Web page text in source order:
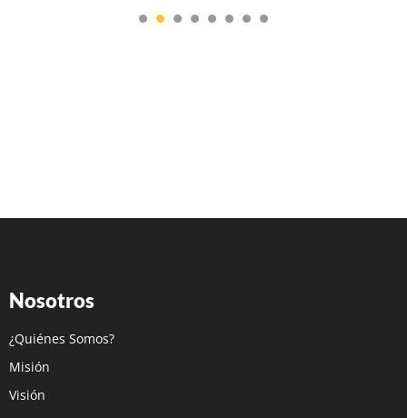
Nosotros
¿Quiénes Somos?
Misión
Visión